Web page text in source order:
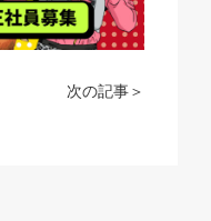
次の記事＞